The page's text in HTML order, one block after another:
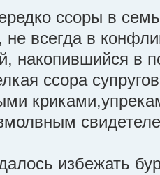
ссоры в
не всегда в
накопившийся в
ссора
избежать